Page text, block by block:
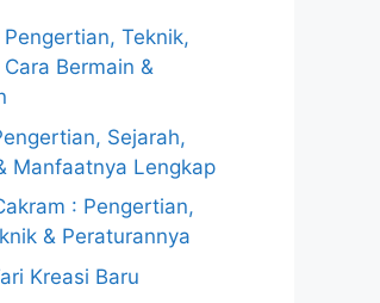
Pengertian, Teknik,
Bermain &
Sejarah,
Manfaatnya Lengkap
: Pengertian,
& Peraturannya
Kreasi Baru